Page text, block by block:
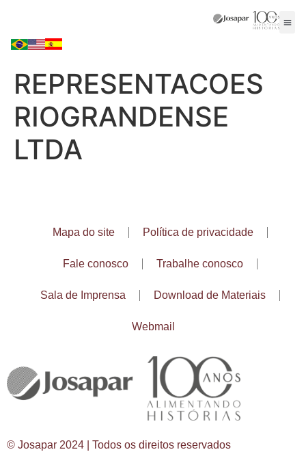
REPRESENTACOES
RIOGRANDENSE
LTDA
Mapa do site Política de privacidade
Fale conosco Trabalhe conosco
Sala de Imprensa Download de Materiais
Webmail
© Josapar 2024 | Todos os direitos reservados